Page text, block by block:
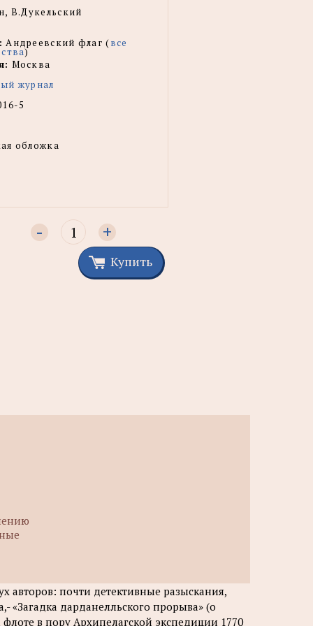
В.Дукельский
Андреевский флаг (все
)
Москва
журнал
5
обложка
- +
Купить
авторов: почти детективные разыскания,
дарданелльского прорыва» (о
в пору Архипелагской экспедиции 1770